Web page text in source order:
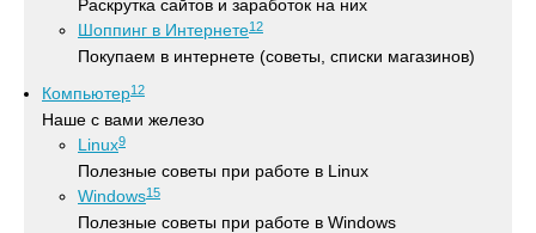
Раскрутка сайтов и заработок на них
Шоппинг в Интернете12
Покупаем в интернете (советы, списки магазинов)
Компьютер12
Наше с вами железо
Linux9
Полезные советы при работе в Linux
Windows15
Полезные советы при работе в Windows